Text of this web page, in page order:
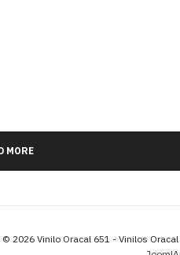
MORE
© 2026 Vinilo Oracal 651 - Vinilos